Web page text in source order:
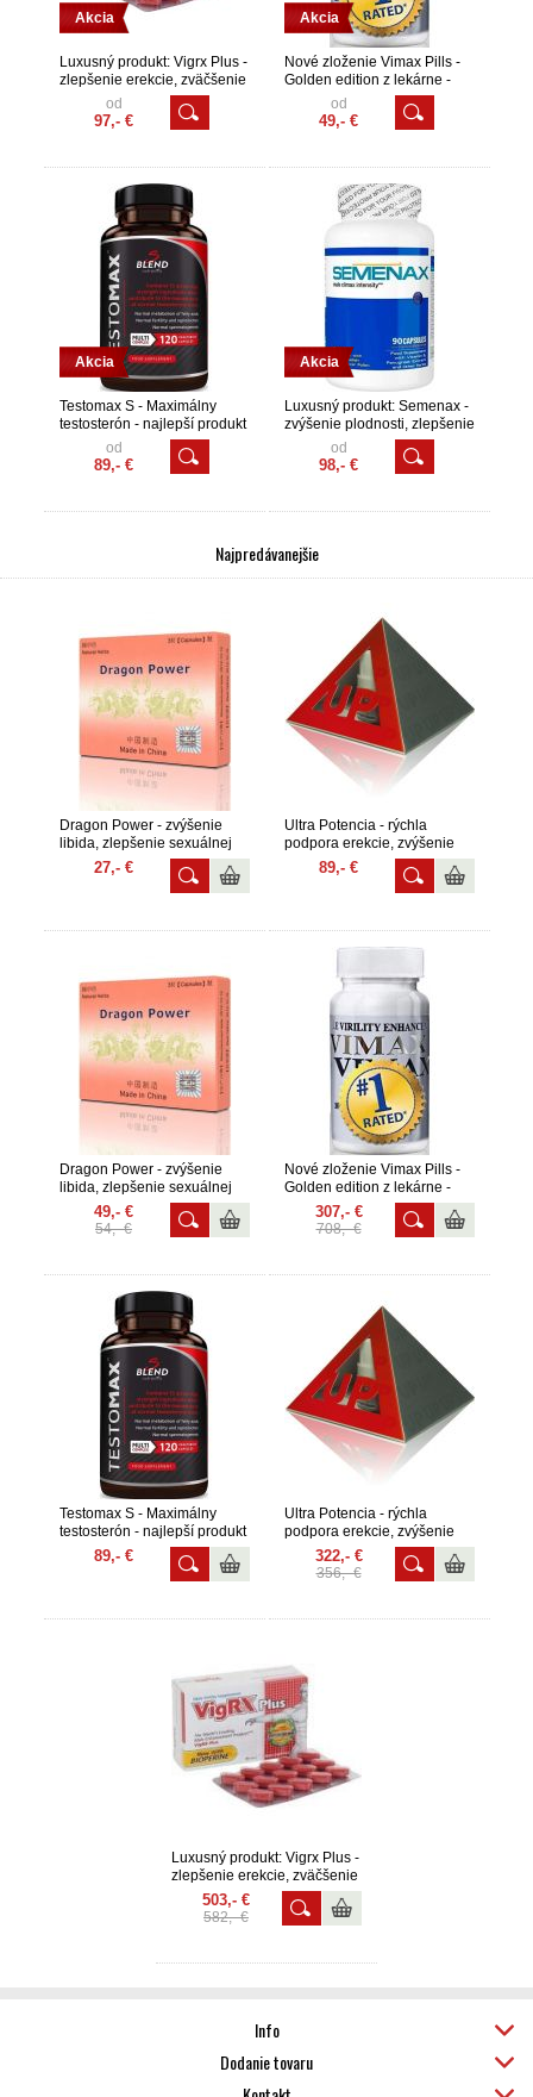
Akcia
Luxusný produkt: Vigrx Plus -
zlepšenie erekcie, zväčšenie
penisu a zvýšenie sexuálnej
výdrže
od
97,- €
Akcia
Nové zloženie Vimax Pills -
Golden edition z lekárne -
dlhodobé zlepšenie erekcie,
zväčšenie penisu
od
49,- €
Akcia
Testomax S - Maximálny
testosterón - najlepší produkt
na zvýšenie hladiny
testosterónu - prírodný
nakopávač - pre pokročilých -
mužov
od
89,- €
Akcia
Luxusný produkt: Semenax -
zvýšenie plodnosti, zlepšenie
prostaty, viac spermií, väčší
objem ejakulácie pre
zvýšenie množstva semena
od
98,- €
Najpredávanejšie
Dragon Power - zvýšenie
libida, zlepšenie sexuálnej
túžby 1 balenie
27,- €
Ultra Potencia - rýchla
podpora erekcie, zvýšenie
potencie 1 balenie
89,- €
Dragon Power - zvýšenie
libida, zlepšenie sexuálnej
túžby 2 balenia
49,- €
54,- €
Nové zloženie Vimax Pills -
Golden edition z lekárne -
dlhodobé zlepšenie erekcie,
zväčšenie penisu 12 balení
307,- €
708,- €
Testomax S - Maximálny
testosterón - najlepší produkt
na zvýšenie hladiny
testosterónu - prírodný
nakopávač - pre pokročilých -
mužov 1 balenie
89,- €
Ultra Potencia - rýchla
podpora erekcie, zvýšenie
potencie 4 balenia
322,- €
356,- €
Luxusný produkt: Vigrx Plus -
zlepšenie erekcie, zväčšenie
penisu a zvýšenie sexuálnej
výdrže 6 balení
503,- €
582,- €
Info
Dodanie tovaru